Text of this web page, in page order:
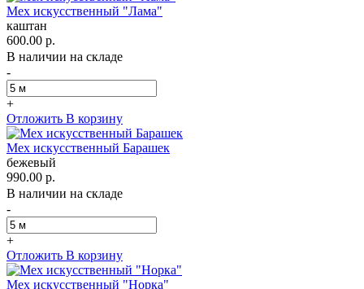
Мех искусственный "Лама"
каштан
600.00 р.
В наличии на складе
-
+
Отложить В корзину
Мех искусственный Барашек
бежевый
990.00 р.
В наличии на складе
-
+
Отложить В корзину
Мех искусственный "Норка"